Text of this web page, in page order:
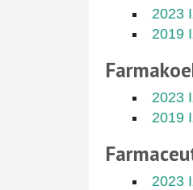
2023
2019
2023
2019
2023